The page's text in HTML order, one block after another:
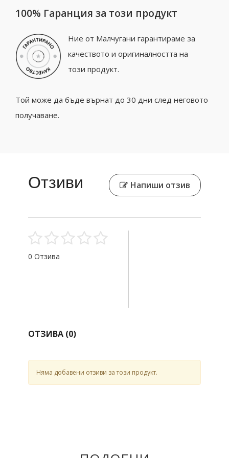
100% Гаранция за този продукт
Ние от Малчугани гарантираме за
качеството и оригиналността на
този продукт.
Той може да бъде върнат до 30 дни след неговото
получаване.
Отзиви Напиши отзив
0 Отзива
ОТЗИВА (0)
Няма добавени отзиви за този продукт.